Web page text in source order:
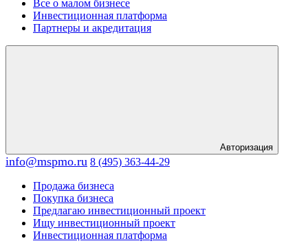
Все о малом бизнесе
Инвестиционная платформа
Партнеры и акредитация
Авторизация
info@mspmo.ru 8 (495) 363-44-29
Продажа бизнеса
Покупка бизнеса
Предлагаю инвестиционный проект
Ищу инвестиционный проект
Инвестиционная платформа